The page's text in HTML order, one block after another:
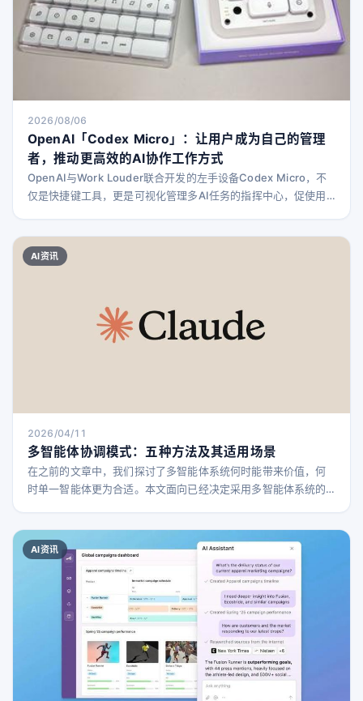
2026/08/06
OpenAI「Codex Micro」：让用户成为自己的管理
者，推动更高效的AI协作工作方式
OpenAI与Work Louder联合开发的左手设备Codex Micro，不
仅是快捷键工具，更是可视化管理多AI任务的指挥中心，促使用
AI资讯
2026/04/11
多智能体协调模式：五种方法及其适用场景
在之前的文章中，我们探讨了多智能体系统何时能带来价值，何
时单一智能体更为合适。本文面向已经决定采用多智能体系统的
求。我们建议从最简单的可行模式开始，观察其不足之处，再逐
步演进。本文将介绍五种模式的机制与局限： 生成-验证模式：适
用于对输出质量要求极高且有明确评估标准的场景 协调者-子智能
AI资讯